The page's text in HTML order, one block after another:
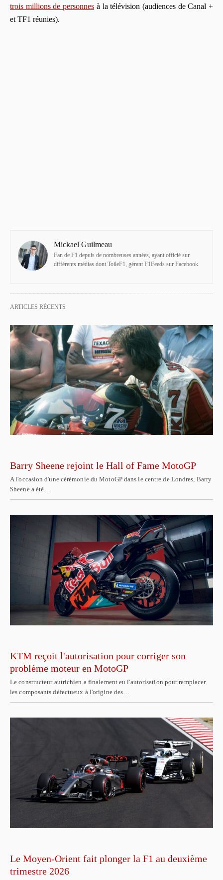
trois millions de personnes à la télévision (audiences de Canal +
et TF1 réunies).
Mickael Guilmeau
Fan de F1 depuis de nombreuses années, ayant officié sur
différents médias dont ToileF1, gérant F1Feeds sur Facebook.
ARTICLES RÉCENTS
Barry Sheene rejoint le Hall of Fame MotoGP
A l'occasion d'une cérémonie du MotoGP dans le centre de Londres, Barry
Sheene a été…
KTM reçoit l'autorisation pour corriger son
problème moteur en MotoGP
Le constructeur autrichien a finalement eu l'autorisation pour remplacer
les composants défectueux à l'origine des…
Le Moyen-Orient fait plonger la F1 au deuxième
trimestre 2026